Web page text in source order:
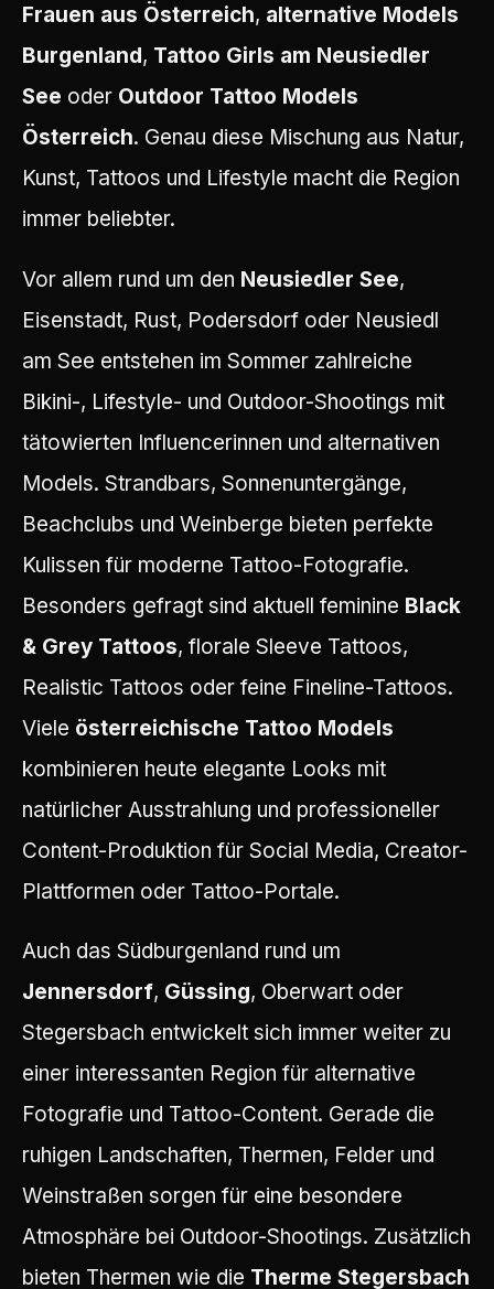
Frauen aus Österreich, alternative Models
Burgenland, Tattoo Girls am Neusiedler
See oder Outdoor Tattoo Models
Österreich. Genau diese Mischung aus Natur,
Kunst, Tattoos und Lifestyle macht die Region
immer beliebter.
Vor allem rund um den Neusiedler See,
Eisenstadt, Rust, Podersdorf oder Neusiedl
am See entstehen im Sommer zahlreiche
Bikini-, Lifestyle- und Outdoor-Shootings mit
tätowierten Influencerinnen und alternativen
Models. Strandbars, Sonnenuntergänge,
Beachclubs und Weinberge bieten perfekte
Kulissen für moderne Tattoo-Fotografie.
Besonders gefragt sind aktuell feminine Black
& Grey Tattoos, florale Sleeve Tattoos,
Realistic Tattoos oder feine Fineline-Tattoos.
Viele österreichische Tattoo Models
kombinieren heute elegante Looks mit
natürlicher Ausstrahlung und professioneller
Content-Produktion für Social Media, Creator-
Plattformen oder Tattoo-Portale.
Auch das Südburgenland rund um
Jennersdorf, Güssing, Oberwart oder
Stegersbach entwickelt sich immer weiter zu
einer interessanten Region für alternative
Fotografie und Tattoo-Content. Gerade die
ruhigen Landschaften, Thermen, Felder und
Weinstraßen sorgen für eine besondere
Atmosphäre bei Outdoor-Shootings. Zusätzlich
bieten Thermen wie die Therme Stegersbach